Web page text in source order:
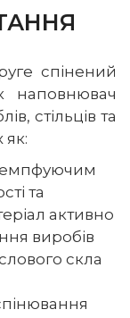
спінений
наповнювач
стільців та
як:
та
активно
виробів
скла